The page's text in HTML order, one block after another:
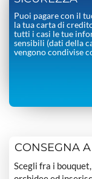
Puoi pagare con il
la tua carta di
tutti i casi le tue
sensibili (dati della
vengono condivise
CONSEGNA
Scegli fra i